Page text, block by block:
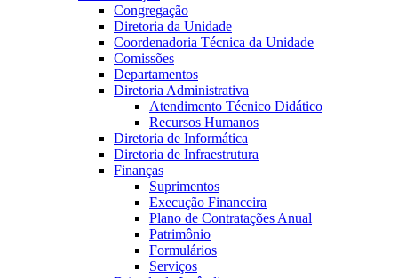
Congregação
Diretoria da Unidade
Coordenadoria Técnica da Unidade
Comissões
Departamentos
Diretoria Administrativa
Atendimento Técnico Didático
Recursos Humanos
Diretoria de Informática
Diretoria de Infraestrutura
Finanças
Suprimentos
Execução Financeira
Plano de Contratações Anual
Patrimônio
Formulários
Serviços